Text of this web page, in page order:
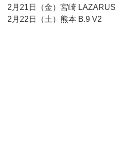
2月21日（金）宮崎 LAZARUS
2月22日（土）熊本 B.9 V2